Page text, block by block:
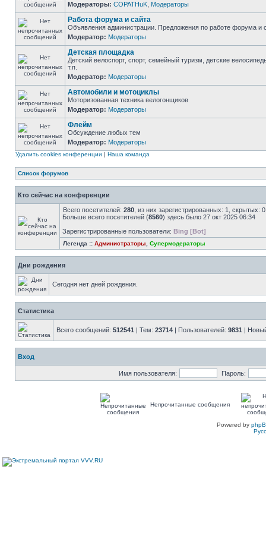
Модераторы: COPATHuK Модераторы
Работа форума и сайта
Объявления администрации. Предложения по работе форума и
Модератор: Модераторы
Детская площадка
Детский велоспорт, спорт, семейный туризм, детские
т.п.
Модератор: Модераторы
Автомобили и мотоциклы
Моторизованная техника велогонщиков
Модератор: Модераторы
Флейм
Обсуждение любых тем
Модератор: Модераторы
Удалить cookies конференции | Наша команда
Список форумов
Кто сейчас на конференции
Всего посетителей: 280 , из них зарегистрированных: 1, скрытых:
Больше всего посетителей (8560) здесь было 27 окт 2025 06:34
Зарегистрированные пользователи: Bing [Bot]
Легенда :: Администраторы Супермодераторы
Дни рождения
Сегодня нет дней рождения.
Статистика
Всего сообщений: 512541 | Тем: 23714 | Пользователей: 9831 |
Вход
Имя пользователя: Пароль:
Непрочитанные сообщения
Powered by